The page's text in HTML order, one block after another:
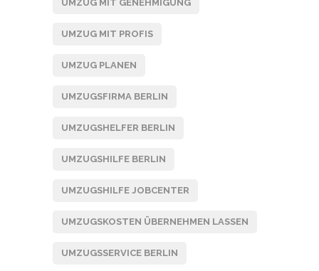
UMZUG MIT GENEHMIGUNG
UMZUG MIT PROFIS
UMZUG PLANEN
UMZUGSFIRMA BERLIN
UMZUGSHELFER BERLIN
UMZUGSHILFE BERLIN
UMZUGSHILFE JOBCENTER
UMZUGSKOSTEN ÜBERNEHMEN LASSEN
UMZUGSSERVICE BERLIN